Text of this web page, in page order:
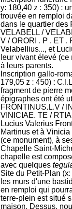
y: 180,40 z : 350) :
trouvée en remploi
dans le quartier des
VELABELL /
V / ORORI . P . ET .
Velabellius..., et
leur vivant élevé
à leurs parents.
Inscription gallo-
179,05 z : 450) :
fragment de pierre
épigraphes ont été
FRONTINUS.L.V /
VINICIAE. TE /
Lucius Valerius
Martinus et à
(ce monument), à
Chapelle Saint-
chapelle est
avec quelques
Site du Petit-Plan
les murs d'une
en remploi qui
terre-plein est situé
maison. Dessus,